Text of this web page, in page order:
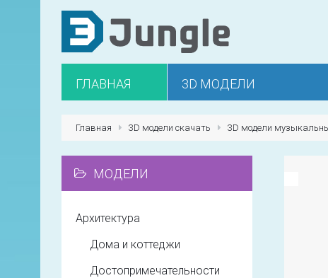
ГЛАВНАЯ 3D МОДЕЛИ
Главная 3D модели скачать 3D модели
МОДЕЛИ
Архитектура
Дома и коттеджи
Достопримечательности